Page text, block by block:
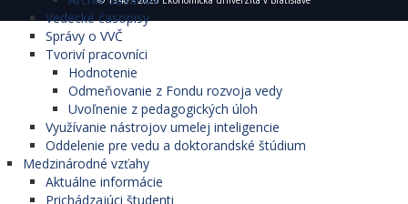
Vedecké časopisy
Správy o VVČ
Tvoriví pracovníci
Hodnotenie
Odmeňovanie z Fondu rozvoja vedy
Uvoľnenie z pedagogických úloh
Využívanie nástrojov umelej inteligencie
Oddelenie pre vedu a doktorandské štúdium
Medzinárodné vzťahy
Aktuálne informácie
Prichádzajúci študenti